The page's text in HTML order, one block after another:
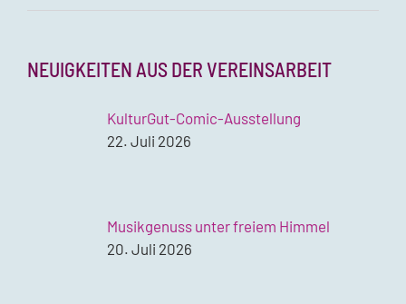
NEUIGKEITEN AUS DER VEREINSARBEIT
KulturGut-Comic-Ausstellung
22. Juli 2026
Musikgenuss unter freiem Himmel
20. Juli 2026